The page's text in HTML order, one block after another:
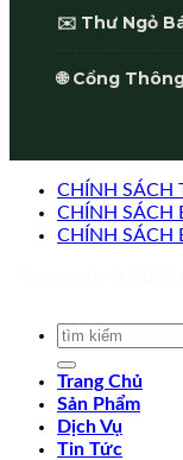
✉️ Thư Ngỏ
🌐 Cổng
CHÍNH SÁCH
CHÍNH SÁCH
CHÍNH SÁCH
Trang Chủ
Sản Phẩm
Dịch Vụ
Tin Tức